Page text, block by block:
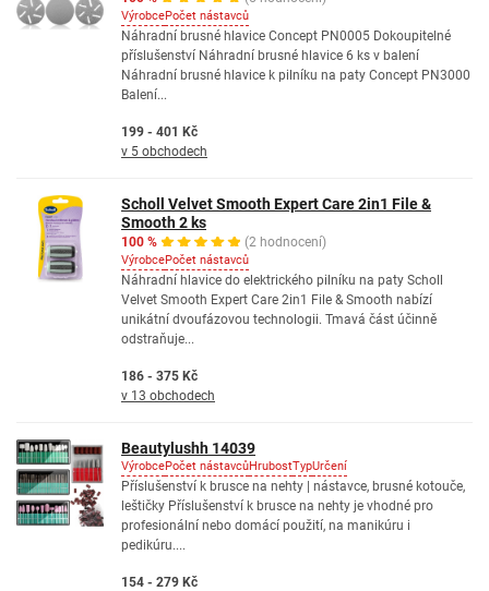
VýrobcePočet nástavců
Náhradní brusné hlavice Concept PN0005 Dokoupitelné
příslušenství Náhradní brusné hlavice 6 ks v balení
Náhradní brusné hlavice k pilníku na paty Concept PN3000
Balení...
199 - 401 Kč
v 5 obchodech
Scholl Velvet Smooth Expert Care 2in1 File &
Smooth 2 ks
100 % (2 hodnocení)
VýrobcePočet nástavců
Náhradní hlavice do elektrického pilníku na paty Scholl
Velvet Smooth Expert Care 2in1 File & Smooth nabízí
unikátní dvoufázovou technologii. Tmavá část účinně
odstraňuje...
186 - 375 Kč
v 13 obchodech
Beautylushh 14039
VýrobcePočet nástavcůHrubostTypUrčení
Příslušenství k brusce na nehty | nástavce, brusné kotouče,
leštičky Příslušenství k brusce na nehty je vhodné pro
profesionální nebo domácí použití, na manikúru i
pedikúru....
154 - 279 Kč